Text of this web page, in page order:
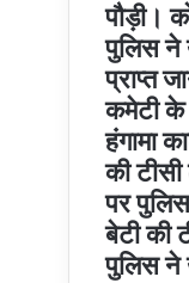
पौड़ी।
पुलिस ने
प्राप्त
कमेटी के
हंगामा
की
पर
बेटी की
पुलिस ने